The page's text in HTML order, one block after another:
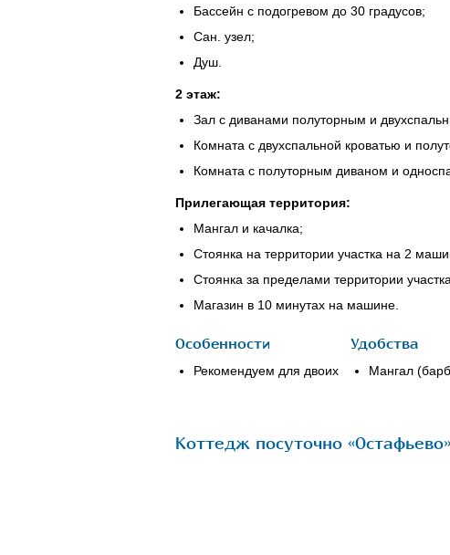
Бассейн с подогревом до 30 градусов;
Сан. узел;
Душ.
2 этаж:
Зал с диванами полуторным и
Комната с двухспальной кроватью и
Комната с полуторным диваном и
Прилегающая территория:
Мангал и качалка;
Стоянка на территории участка на 2
Стоянка за пределами территории
Магазин в 10 минутах на машине.
Особенности
Рекомендуем для двоих
Удобства
Мангал
Коттедж посуточно